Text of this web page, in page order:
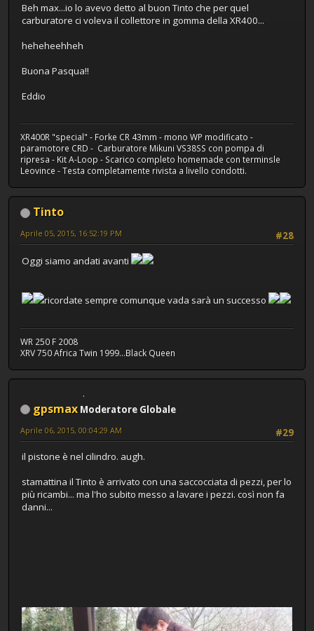
Beh max...io lo avevo detto al buon Tinto che per quel
carburatore ci voleva il collettore in gomma della XR400...
heheheehheh
Buona Pasqua!!
Eddio
XR400R "special" - Forke CR 43mm - mono WP modificato -
paramotore CRD - Carburatore Mikuni VS38SS con pompa di
ripresa - Kit A-Loop - Scarico completo homemade con terminsle
Leovince - Testa completamente rivista a livello condotti.
Tinto
#28
Aprile 05, 2015, 16:52:19 PM
Oggi siamo andati avanti
ricordate sempre comunque vada sarà un successo
WR 250 F 2008
XRV 750 Africa Twin 1999...Black Queen
gpsmax Moderatore Globale
#29
Aprile 06, 2015, 00:04:29 AM
il pistone è nel cilindro. augh.
stamattina il Tinto è arrivato con una saccocciata di pezzi, per lo
più ricambi... ma l'ho subito messo a lavare i pezzi. così non fa
danni...